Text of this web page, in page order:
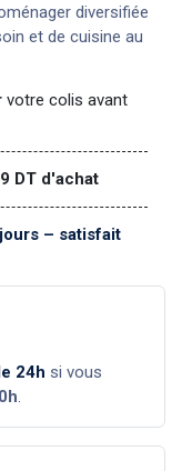
diversifiée
et de cuisine au
votre colis avant
DT d'achat
– satisfait
24h si vous
.